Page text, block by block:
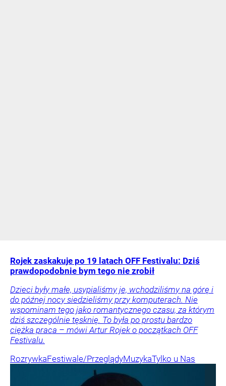
Rojek zaskakuje po 19 latach OFF Festivalu: Dziś
prawdopodobnie bym tego nie zrobił
Dzieci były małe, usypialiśmy je, wchodziliśmy na górę i
do późnej nocy siedzieliśmy przy komputerach. Nie
wspominam tego jako romantycznego czasu, za którym
dziś szczególnie tęsknię. To była po prostu bardzo
ciężka praca – mówi Artur Rojek o początkach OFF
Festivalu.
RozrywkaFestiwale/PrzeglądyMuzykaTylko u Nas